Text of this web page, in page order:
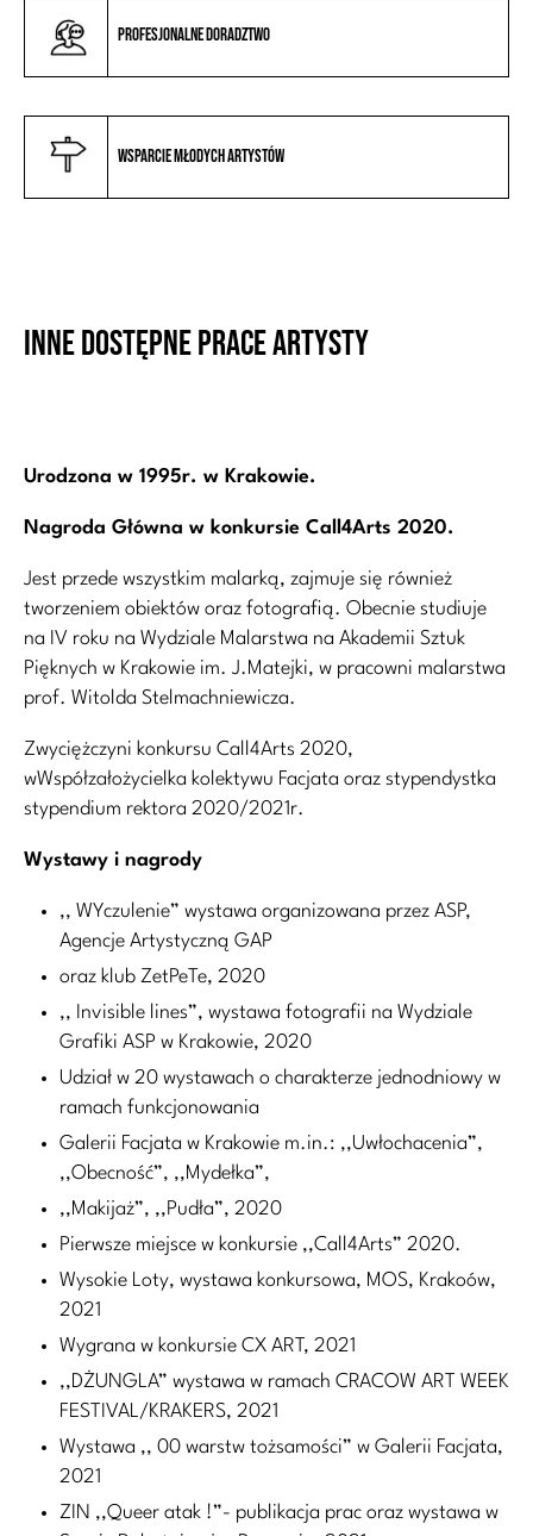
Profesjonalne doradztwo
Wsparcie młodych artystów
Inne dostępne prace artysty
Urodzona w 1995r. w Krakowie.
Nagroda Główna w konkursie Call4Arts 2020.
Jest przede wszystkim malarką, zajmuje się również
tworzeniem obiektów oraz fotografią. Obecnie studiuje
na IV roku na Wydziale Malarstwa na Akademii Sztuk
Pięknych w Krakowie im. J.Matejki, w pracowni malarstwa
prof. Witolda Stelmachniewicza.
Zwyciężczyni konkursu Call4Arts 2020,
wWspółzałożycielka kolektywu Facjata oraz stypendystka
stypendium rektora 2020/2021r.
Wystawy i nagrody
,, WYczulenie” wystawa organizowana przez ASP,
Agencje Artystyczną GAP
oraz klub ZetPeTe, 2020
,, Invisible lines”, wystawa fotografii na Wydziale
Grafiki ASP w Krakowie, 2020
Udział w 20 wystawach o charakterze jednodniowy w
ramach funkcjonowania
Galerii Facjata w Krakowie m.in.: ,,Uwłochacenia”,
,,Obecność”, ,,Mydełka”,
,,Makijaż”, ,,Pudła”, 2020
Pierwsze miejsce w konkursie ,,Call4Arts” 2020.
Wysokie Loty, wystawa konkursowa, MOS, Krakoów,
2021
Wygrana w konkursie CX ART, 2021
,,DŻUNGLA” wystawa w ramach CRACOW ART WEEK
FESTIVAL/KRAKERS, 2021
Wystawa ,, 00 warstw tożsamości” w Galerii Facjata,
2021
ZIN ,,Queer atak !”- publikacja prac oraz wystawa w